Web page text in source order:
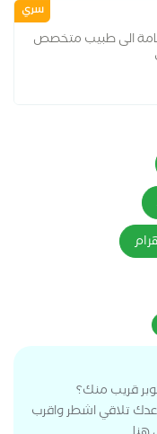
سري
الى طبيب متخصص
قريب منك؟
تلاقي اشطر واقرب